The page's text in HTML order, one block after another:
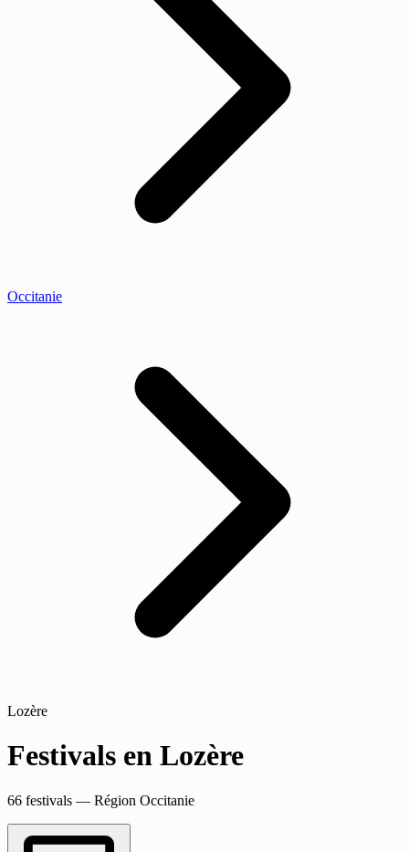
Occitanie
Lozère
Festivals en Lozère
66 festivals — Région Occitanie